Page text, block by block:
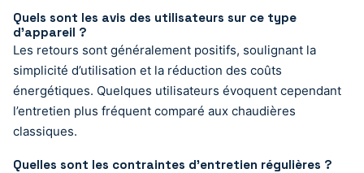
Quels sont les avis des utilisateurs sur ce type
d’appareil ?
Les retours sont généralement positifs, soulignant la
simplicité d’utilisation et la réduction des coûts
énergétiques. Quelques utilisateurs évoquent cependant
l’entretien plus fréquent comparé aux chaudières
classiques.
Quelles sont les contraintes d’entretien régulières ?